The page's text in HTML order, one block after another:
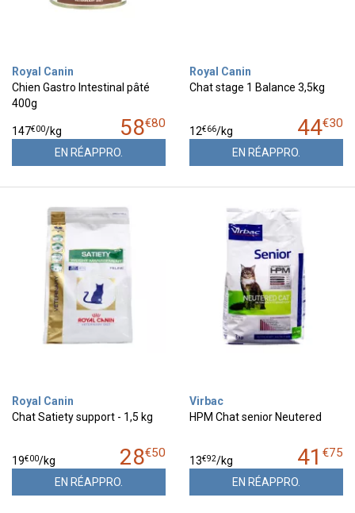
Royal Canin
Chien Gastro Intestinal pâté
400g
58€80
147€00/kg
EN RÉAPPRO.
Royal Canin
Chat stage 1 Balance 3,5kg
44€30
12€66/kg
EN RÉAPPRO.
Royal Canin
Chat Satiety support - 1,5 kg
28€50
19€00/kg
EN RÉAPPRO.
Virbac
HPM Chat senior Neutered
41 €75
13€92/kg
EN RÉAPPRO.